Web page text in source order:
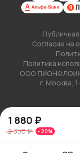
1 880 ₽
2 350 ₽ - 20%
Согласие на
Политика
ООО ПИОНФЛО
г. Москва,